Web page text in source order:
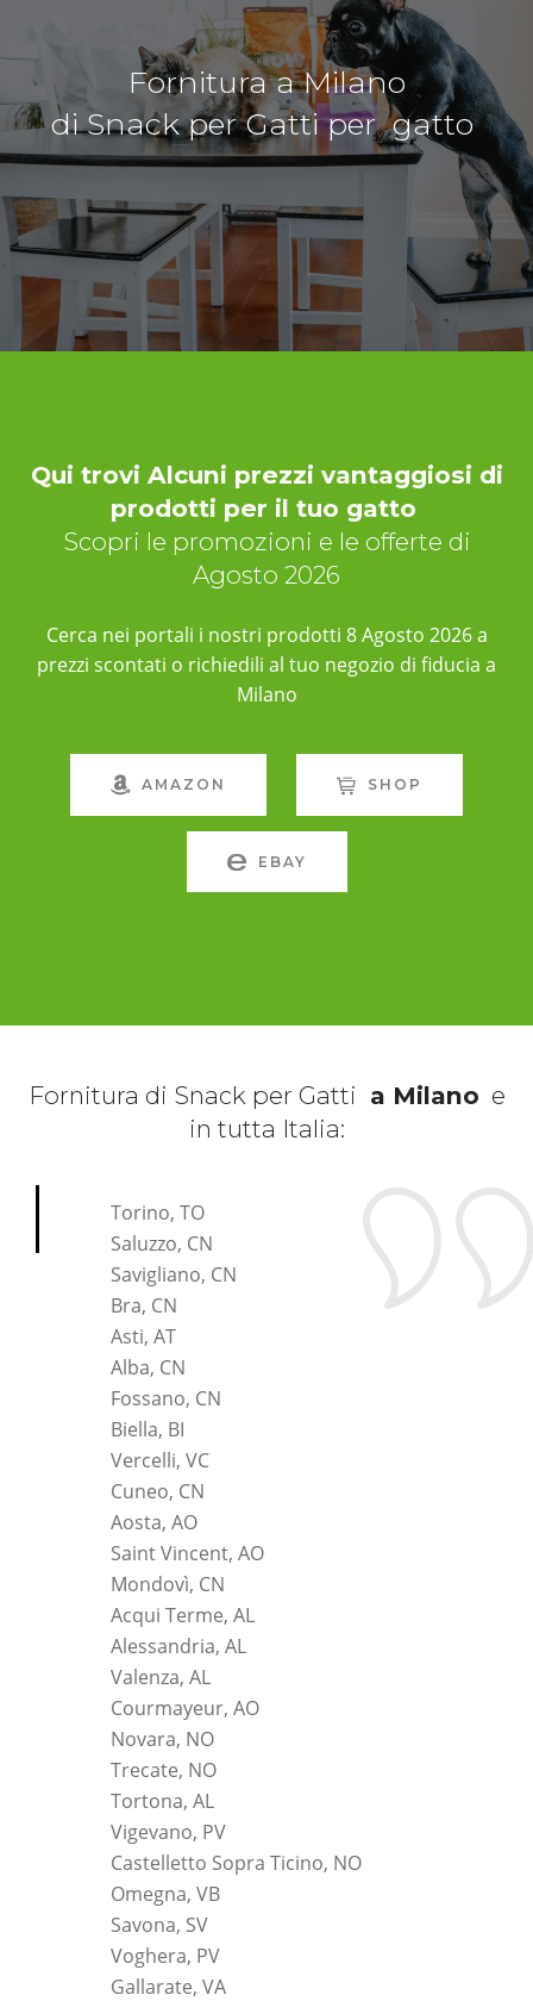
Fornitura a Milano
di Snack per Gatti per gatto
Qui trovi Alcuni prezzi vantaggiosi di
prodotti per il tuo gatto
Scopri le promozioni e le offerte di
Agosto 2026
Cerca nei portali i nostri prodotti 8 Agosto 2026 a
prezzi scontati o richiedili al tuo negozio di fiducia a
Milano
AMAZON SHOP
EBAY
Fornitura di Snack per Gatti a Milano e
in tutta Italia:
Torino, TO
Saluzzo, CN
Savigliano, CN
Bra, CN
Asti, AT
Alba, CN
Fossano, CN
Biella, BI
Vercelli, VC
Cuneo, CN
Aosta, AO
Saint Vincent, AO
Mondovì, CN
Acqui Terme, AL
Alessandria, AL
Valenza, AL
Courmayeur, AO
Novara, NO
Trecate, NO
Tortona, AL
Vigevano, PV
Castelletto Sopra Ticino, NO
Omegna, VB
Savona, SV
Voghera, PV
Gallarate, VA